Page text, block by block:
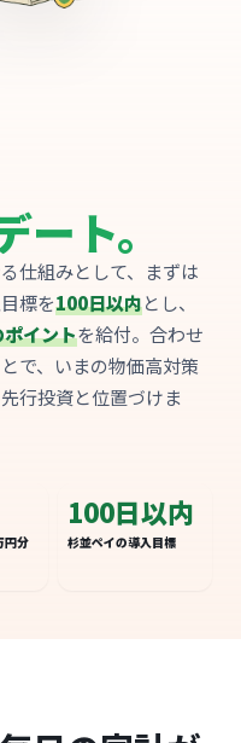
ト。
仕組みとして、まずは
標を100日以内とし、
イントを給付。合わせ
で、いまの物価高対策
行投資と位置づけま
円分
100日以内
杉並ペイの導入目標